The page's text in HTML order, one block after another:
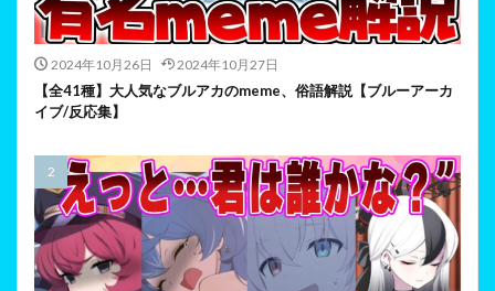
2024年10月26日 2024年10月27日
【全41種】大人気なブルアカのmeme、俗語解説【ブルーアーカ
イブ/反応集】